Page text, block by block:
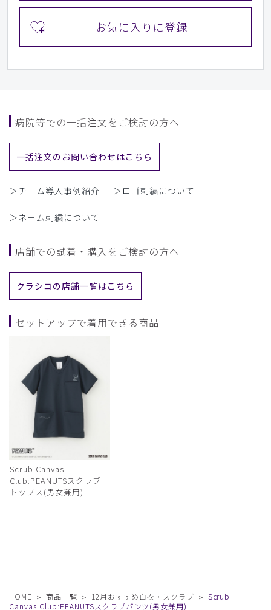
病院等での一括注文をご検討の方へ
一括注文のお問い合わせはこちら
＞チーム導入事例紹介 ＞ロゴ刺繍について
＞ネーム刺繍について
店舗での試着・購入をご検討の方へ
クラシコの店舗一覧はこちら
セットアップで着用できる商品
Scrub Canvas
Club:PEANUTSスクラブ
トップス(男女兼用)
HOME 商品一覧 12月おすすめ白衣・スクラブ
Scrub
Canvas Club:PEANUTSスクラブパンツ(男女兼用)